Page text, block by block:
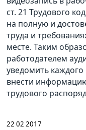
ст. 21 Трудового
на полную и
труда и
месте. Таким
работодателем
уведомить
внести
трудового
22 02 2017